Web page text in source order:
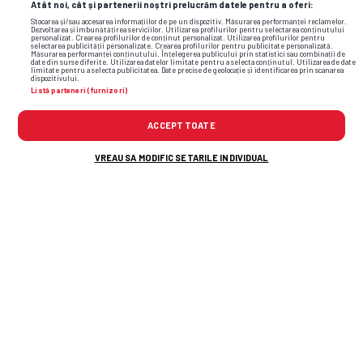
Atât noi, cât și partenerii noștri prelucrăm datele pentru a oferi:
Stocarea și/sau accesarea informațiilor de pe un dispozitiv. Măsurarea performanței reclamelor.
Dezvoltarea și îmbunătățirea serviciilor. Utilizarea profilurilor pentru selectarea conținutului
personalizat. Crearea profilurilor de conținut personalizat. Utilizarea profilurilor pentru
selectarea publicității personalizate. Crearea profilurilor pentru publicitate personalizată.
Măsurarea performanței conținutului. Înțelegerea publicului prin statistici sau combinații de
date din surse diferite. Utilizarea datelor limitate pentru a selecta conținutul. Utilizarea de date
limitate pentru a selecta publicitatea. Date precise de geolocație și identificarea prin scanarea
dispozitivului.
Listă parteneri (furnizori)
ACCEPT TOATE
VREAU SA MODIFIC SETARILE INDIVIDUAL